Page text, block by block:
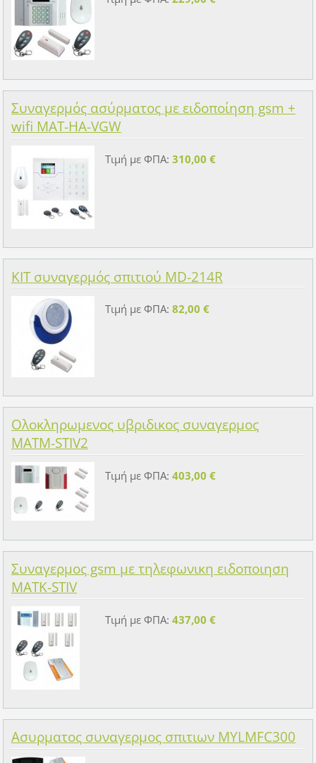
Συναγερμός ασύρματος με ειδοποίηση gsm +
wifi MAT-HA-VGW
Τιμή με ΦΠΑ: 310,00 €
KIT συναγερμός σπιτιού MD-214R
Τιμή με ΦΠΑ: 82,00 €
Ολοκληρωμενος υβριδικος συναγερμος
MATM-STIV2
Τιμή με ΦΠΑ: 403,00 €
Συναγερμος gsm με τηλεφωνικη ειδοποιηση
MATK-STIV
Τιμή με ΦΠΑ: 437,00 €
Ασυρματος συναγερμος σπιτιων MYLMFC300